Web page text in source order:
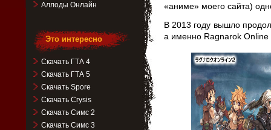
«аниме» моего сайта)
В 2013 году вышло
а именно Ragnarok
Аллоды Онлайн
Это интересно
Скачать ГТА 4
Скачать ГТА 5
Скачать Spore
Скачать Crysis
Скачать Симс 2
Скачать Симс 3